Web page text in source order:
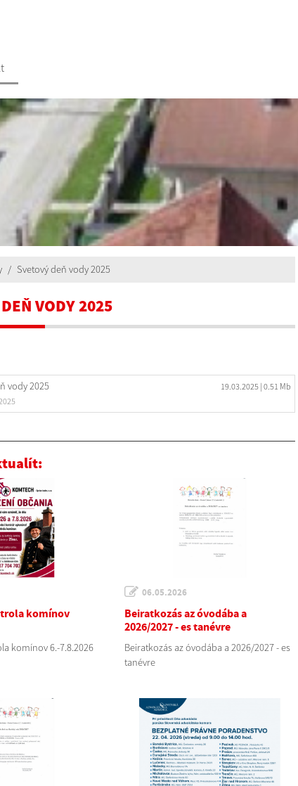
Svetový deň vody 2025
VODY 2025
vody 2025 19.03.2025 | 0.51 Mb
komínov
komínov 6.-7.8.2026
06.05.2026
Beiratkozás az óvodába a
2026/2027 - es tanévre
Beiratkozás az óvodába a 2026/2027 - es
tanévre